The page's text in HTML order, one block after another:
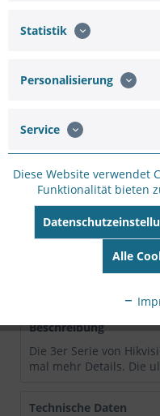
Merken
Hersteller Artikel-
Beschreibung
Die 3er Serie von
mal mehr Details. Die
Technische Daten
Statistik
Personalisierung
Service
Diese Website verwendet
Funktionalität bieten
Alle